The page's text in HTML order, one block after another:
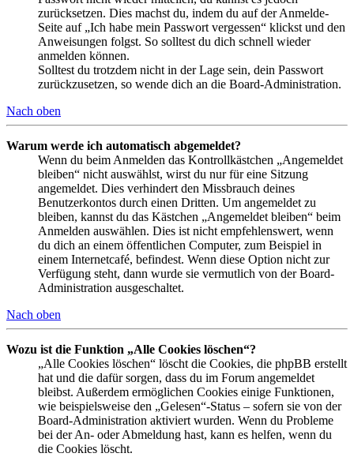
zurücksetzen. Dies machst du, indem du auf der Anmelde-
Seite auf „Ich habe mein Passwort vergessen“ klickst und den
Anweisungen folgst. So solltest du dich schnell wieder
anmelden können.
Solltest du trotzdem nicht in der Lage sein, dein Passwort
zurückzusetzen, so wende dich an die Board-Administration.
Nach oben
Warum werde ich automatisch abgemeldet?
Wenn du beim Anmelden das Kontrollkästchen „Angemeldet
bleiben“ nicht auswählst, wirst du nur für eine Sitzung
angemeldet. Dies verhindert den Missbrauch deines
Benutzerkontos durch einen Dritten. Um angemeldet zu
bleiben, kannst du das Kästchen „Angemeldet bleiben“ beim
Anmelden auswählen. Dies ist nicht empfehlenswert, wenn
du dich an einem öffentlichen Computer, zum Beispiel in
einem Internetcafé, befindest. Wenn diese Option nicht zur
Verfügung steht, dann wurde sie vermutlich von der Board-
Administration ausgeschaltet.
Nach oben
Wozu ist die Funktion „Alle Cookies löschen“?
„Alle Cookies löschen“ löscht die Cookies, die phpBB erstellt
hat und die dafür sorgen, dass du im Forum angemeldet
bleibst. Außerdem ermöglichen Cookies einige Funktionen,
wie beispielsweise den „Gelesen“-Status – sofern sie von der
Board-Administration aktiviert wurden. Wenn du Probleme
bei der An- oder Abmeldung hast, kann es helfen, wenn du
die Cookies löscht.